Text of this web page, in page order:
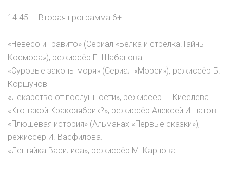
14.45 — Вторая программа 6+
«Невесо и Гравито» (Сериал «Белка и стрелка.Тайны
Космоса»), режиссёр Е. Шабанова
«Суровые законы моря» (Сериал «Морси»), режиссёр Б.
Коршунов
«Лекарство от послушности», режиссёр Т. Киселева
«Кто такой Кракозябрик?», режиссёр Алексей Игнатов
«Плюшевая история» (Альманах «Первые сказки»),
режиссёр И. Васфилова.
«Лентяйка Василиса», режиссёр М. Карпова